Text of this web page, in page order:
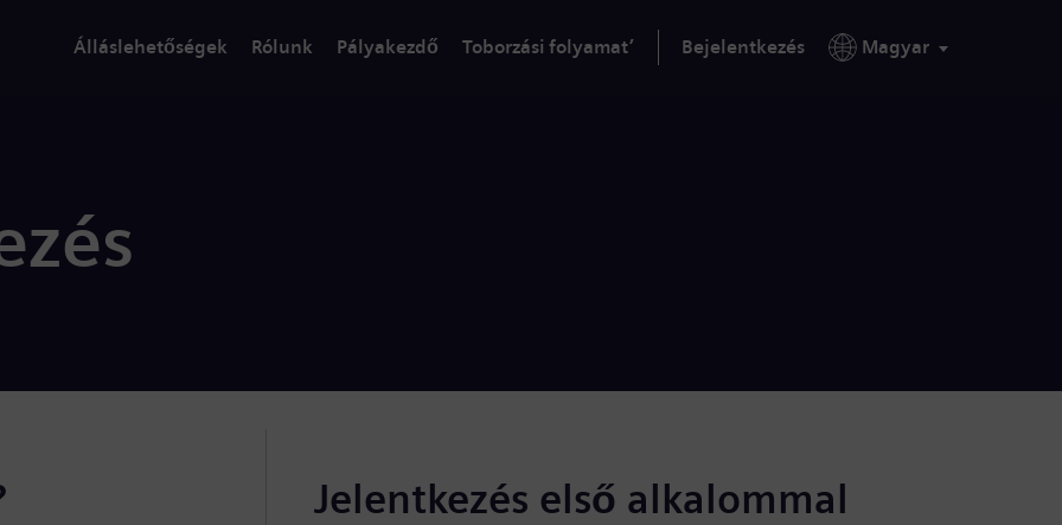
Álláslehetőségek Rólunk Pályakezdő Toborzási folyamat’ Bejelentkezés Magyar
Jelentkezés első alkalommal